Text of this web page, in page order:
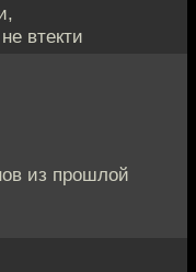
втекти
из прошлой